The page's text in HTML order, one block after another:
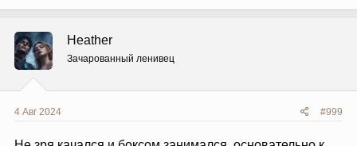
Heather
Зачарованный ленивец
4 Авг 2024 #999